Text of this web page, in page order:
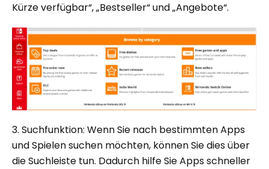
Kürze verfügbar“, „Bestseller“ und „Angebote“.
3. Suchfunktion: Wenn Sie nach bestimmten Apps
und Spielen suchen möchten, können Sie dies über
die Suchleiste tun. Dadurch hilfe Sie Apps schneller